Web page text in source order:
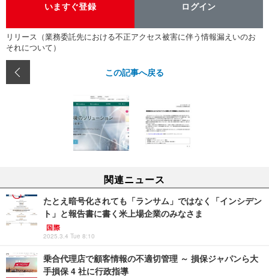
いますぐ登録 ログイン
リリース（業務委託先における不正アクセス被害に伴う情報漏えいのお
それについて）
この記事へ戻る
関連ニュース
たとえ暗号化されても「ランサム」ではなく「インシデン
ト」と報告書に書く米上場企業のみなさま
国際
2025.3.4 Tue 8:10
乗合代理店で顧客情報の不適切管理 ～ 損保ジャパンら大
手損保 4 社に行政指導